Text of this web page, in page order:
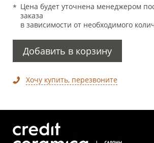
Цена будет уточнена менеджером
заказа
в зависимости от необходимого
Добавить в корзину
Хочу купить, перезвоните